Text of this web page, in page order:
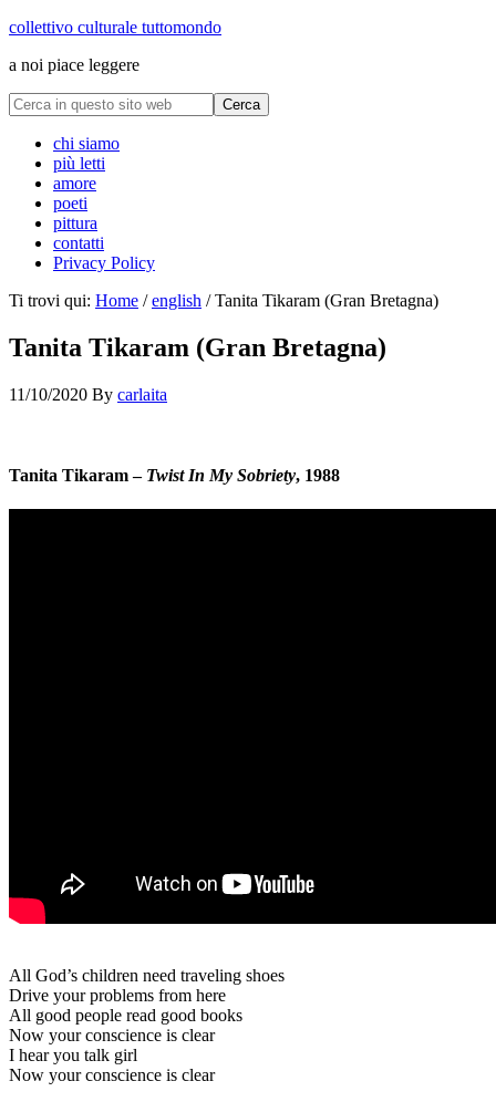
collettivo culturale tuttomondo
a noi piace leggere
chi siamo
più letti
amore
poeti
pittura
contatti
Privacy Policy
Ti trovi qui: Home / english /Tanita Tikaram (Gran Bretagna)
Tanita Tikaram (Gran Bretagna)
11/10/2020 By carlaita
Tanita Tikaram – Twist In My Sobriety, 1988
All God’s children need traveling shoes
Drive your problems from here
All good people read good books
Now your conscience is clear
I hear you talk girl
Now your conscience is clear